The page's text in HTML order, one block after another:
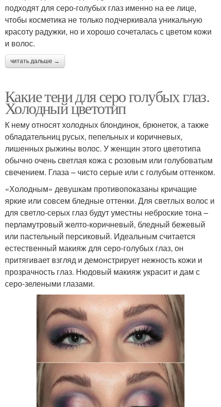
подходят для серо-голубых глаз именно на ее лице,
чтобы косметика не только подчеркивала уникальную
красоту радужки, но и хорошо сочеталась с цветом кожи
и волос.
читать дальше →
Какие тени для серо голубых глаз.
Холодный цветотип
К нему относят холодных блондинок, брюнеток, а также
обладательниц русых, пепельных и коричневых,
лишенных рыжины волос. У женщин этого цветотипа
обычно очень светлая кожа с розовым или голубоватым
свечением. Глаза – чисто серые или с голубым оттенком.
«Холодным» девушкам противопоказаны кричащие
яркие или совсем бледные оттенки. Для светлых волос и
для светло-серых глаз будут уместны неброские тона –
перламутровый желто-коричневый, бледный бежевый
или пастельный персиковый. Идеальным считается
естественный макияж для серо-голубых глаз, он
притягивает взгляд и демонстрирует нежность кожи и
прозрачность глаз. Нюдовый макияж украсит и дам с
серо-зелеными глазами.